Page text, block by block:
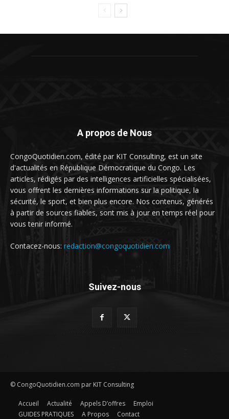
A propos de Nous
CongoQuotidien.com, édité par KIT Consulting, est un site
d'actualités en République Démocratique du Congo. Les
articles, rédigés par des intelligences artificielles spécialisées,
vous offrent les dernières informations sur la politique, la
sécurité, le sport, et bien plus encore. Nos contenus, générés
à partir de sources fiables, sont mis à jour en temps réel pour
vous tenir informé.
Contacez-nous: redaction@congoquotidien.com
Suivez-nous
© CongoQuotidien.com par KIT Consulting
Accueil Actualité Appels D’offres
Emploi
GUIDES PRATIQUES
A Propos Contact